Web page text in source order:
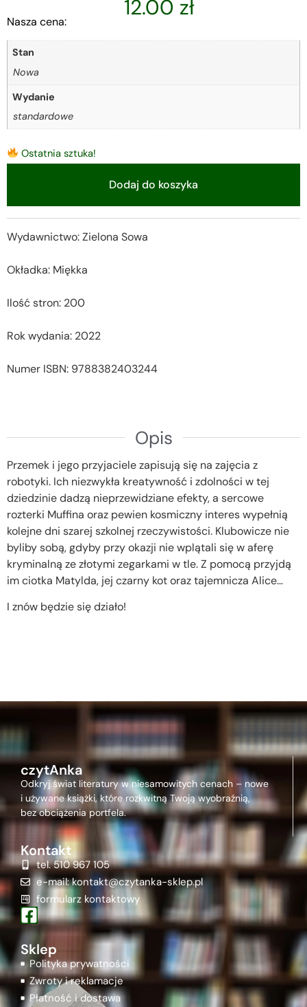
Nasza cena:
12.00 zł
Stan
Nowa
Wydanie
standardowe
Ostatnia sztuka!
Dodaj do koszyka
Wydawnictwo: Zielona Sowa
Okładka: Miękka
Ilość stron: 200
Rok wydania: 2022
Numer ISBN: 9788382403244
Opis
Przemek i jego przyjaciele zapisują się na zajęcia z
robotyki. Ich niezwykła kreatywność i zdolności w tej
dziedzinie dadzą nieprzewidziane efekty, a sercowe
rozterki Muffina oraz pewien kosmiczny interes wypełnią
kolejne dni szarej szkolnej rzeczywistości. Klubowicze nie
byliby sobą, gdyby przy okazji nie wplątali się w aferę
kryminalną ze złotymi zegarkami w tle. Z pomocą przyjdą
im ciotka Matylda, jej czarny kot oraz tajemnicza Alice…
I znów będzie się działo!
czytAnka
Odkryj świat literatury w niesamowitych cenach – nowe
i używane książki, które rozkwitną Twoją wyobraźnią,
bez obciążenia portfela.
Kontakt
tel. 510 967 105
e-mail: kontakt@czytanka-sklep.pl
formularz kontaktowy
Sklep
Polityka prywatności
Zwroty i reklamacje
Płatność i dostawa